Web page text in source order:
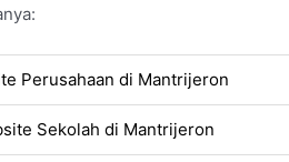
Perusahaan di Mantrijeron
Sekolah di Mantrijeron